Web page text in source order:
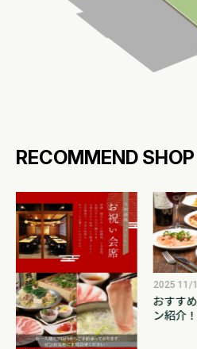
RECOMMEND
2025 11/
おすす
ン紹介！